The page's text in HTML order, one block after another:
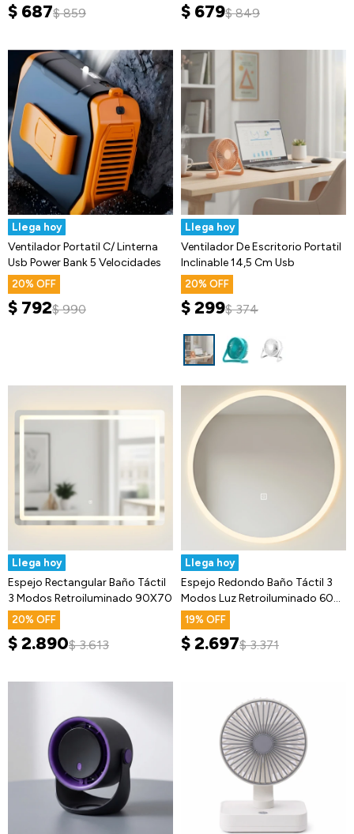
$ 687$ 859 $ 679$ 849
Llega hoy
Ventilador Portatil C/ Linterna
Usb Power Bank 5 Velocidades
20
$ 792$ 990
Llega hoy
Ventilador De Escritorio Portatil
Inclinable 14,5 Cm Usb
20
$299$ 374
Llega hoy
Espejo Rectangular Baño Táctil
3 Modos Retroiluminado 90X70
20
$2.890$ 3.613
Llega hoy
Espejo Redondo Baño Táctil 3
Modos Luz Retroiluminado 60
Cm
19
$2.697$ 3.371